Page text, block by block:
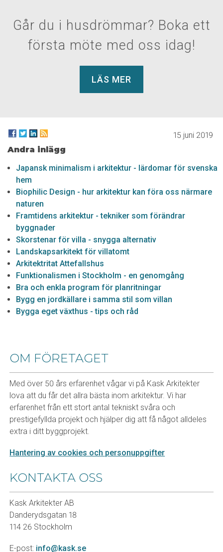
Går du i husdrömmar? Boka ett
första möte med oss idag!
LÄS MER
15 juni 2019
Andra inlägg
Japansk minimalism i arkitektur - lärdomar för svenska
hem
Biophilic Design - hur arkitektur kan föra oss närmare
naturen
Framtidens arkitektur - tekniker som förändrar
byggnader
Skorstenar för villa - snygga alternativ
Landskapsarkitekt för villatomt
Arkitektritat Attefallshus
Funktionalismen i Stockholm - en genomgång
Bra och enkla program för planritningar
Bygg en jordkällare i samma stil som villan
Bygga eget växthus - tips och råd
OM FÖRETAGET
Med över 50 års erfarenhet vågar vi på Kask Arkitekter
lova att du får det allra bästa inom arkitektur. Vi har
erfarenhet från ett stort antal tekniskt svåra och
prestigefyllda projekt och hjälper dig att få något alldeles
extra i ditt byggprojekt.
Hantering av cookies och personuppgifter
KONTAKTA OSS
Kask Arkitekter AB
Danderydsgatan 18
114 26 Stockholm
E-post: info@kask.se